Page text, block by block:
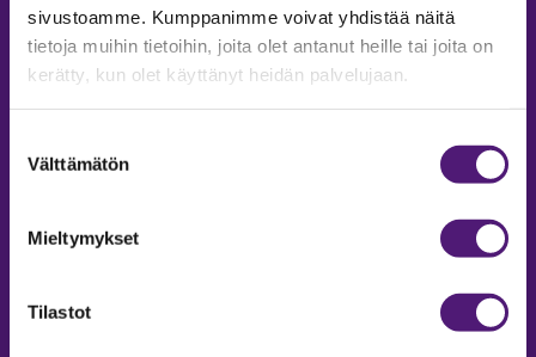
sivustoamme. Kumppanimme voivat yhdistää näitä
tietoja muihin tietoihin, joita olet antanut heille tai joita on
kerätty, kun olet käyttänyt heidän palvelujaan.
valinta
Välttämätön
Mieltymykset
Tilastot
MAJOITUS
Tiedustelut & Varaukset